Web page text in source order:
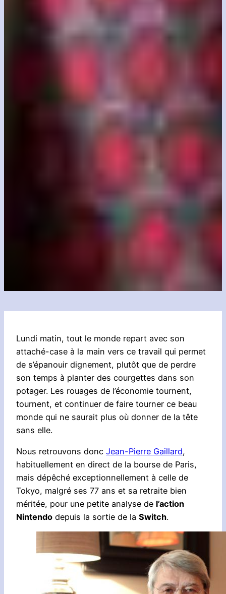
Lundi matin, tout le monde repart avec son
attaché-case à la main vers ce travail qui permet
de s’épanouir dignement, plutôt que de perdre
son temps à planter des courgettes dans son
potager. Les rouages de l’économie tournent,
tournent, et continuer de faire tourner ce beau
monde qui ne saurait plus où donner de la tête
sans elle.
Nous retrouvons donc Jean-Pierre Gaillard,
habituellement en direct de la bourse de Paris,
mais dépêché exceptionnellement à celle de
Tokyo, malgré ses 77 ans et sa retraite bien
méritée, pour une petite analyse de l’action
Nintendo depuis la sortie de la Switch.